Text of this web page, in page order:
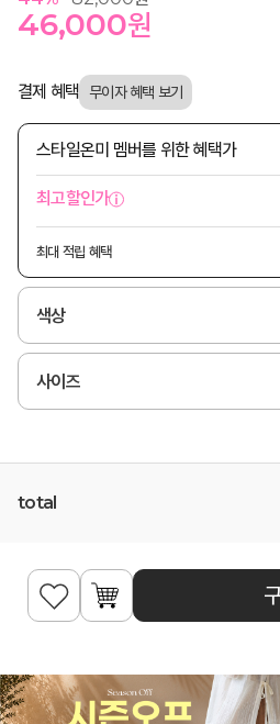
46,000원
결제 혜택
스타일온미 멤버를 위한 혜택가
최고할인가
최대 적립 혜택
색상
사이즈
total